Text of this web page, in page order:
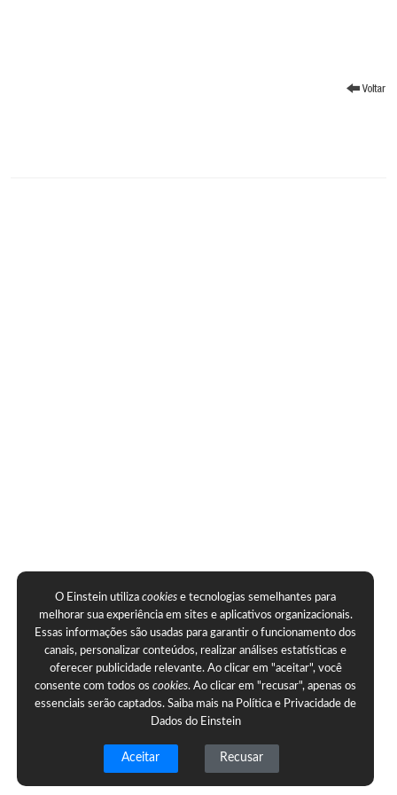
O Einstein utilizacookies e tecnologias semelhantes para
melhorar sua experiência em sites e aplicativos organizacionais.
Essas informações são usadas para garantir o funcionamento dos
canais, personalizar conteúdos, realizar análises estatísticas e
oferecer publicidade relevante. Ao clicar em "aceitar", você
consente com todos oscookies. Ao clicar em "recusar", apenas os
essenciais serão captados. Saiba mais na Política e Privacidade de
Dados do Einstein
Aceitar Recusar